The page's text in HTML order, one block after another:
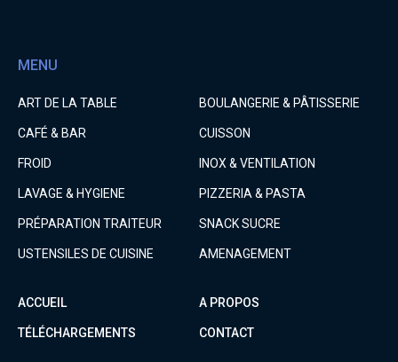
MENU
ART DE LA TABLE BOULANGERIE & PÂTISSERIE
CAFÉ & BAR CUISSON
FROID INOX & VENTILATION
LAVAGE & HYGIENE PIZZERIA & PASTA
PRÉPARATION TRAITEUR SNACK SUCRE
USTENSILES DE CUISINE AMENAGEMENT
ACCUEIL A PROPOS
TÉLÉCHARGEMENTS CONTACT